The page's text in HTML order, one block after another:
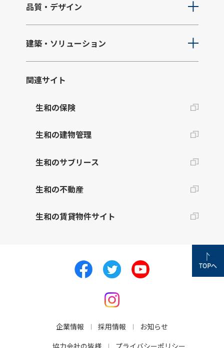
品質・デザイン
建築・ソリューション
関連サイト
生和の保険
生和の建物管理
生和のサブリース
生和の不動産
生和の賃貸物件サイト
企業情報 採用情報
お知らせ